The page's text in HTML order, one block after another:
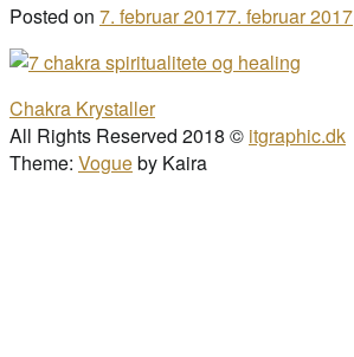
Posted on 7. februar 20177. februar 2017
Post
navigation
Chakra Krystaller
All Rights Reserved 2018 © itgraphic.dk
Theme: Vogueby Kaira